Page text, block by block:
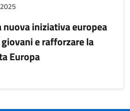
nuova iniziativa europea
e rafforzare la
Europa